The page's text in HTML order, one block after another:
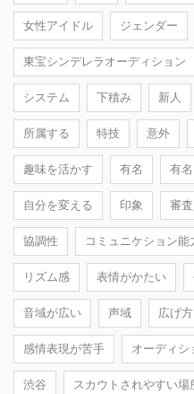
女性アイドル ジェンダー
東宝シンデレラオーディション
システム 下積み 新人
所属する 特技 意外
趣味を活かす 有名 有
自分を変える 印象 審査
協調性 コミュニケション能
リズム感 表情がかたい
音域が広い 声域 広げ方
感情表現が苦手 オーディシ
渋谷 スカウトされやすい場